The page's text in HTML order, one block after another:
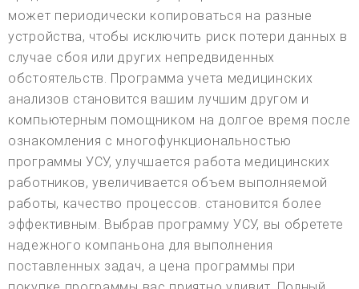
может периодически копироваться на разные
устройства, чтобы исключить риск потери данных в
случае сбоя или других непредвиденных
обстоятельств. Программа учета медицинских
анализов становится вашим лучшим другом и
компьютерным помощником на долгое время после
ознакомления с многофункциональностью
программы УСУ, улучшается работа медицинских
работников, увеличивается объем выполняемой
работы, качество процессов. становится более
эффективным. Выбрав программу УСУ, вы обретете
надежного компаньона для выполнения
поставленных задач, а цена программы при